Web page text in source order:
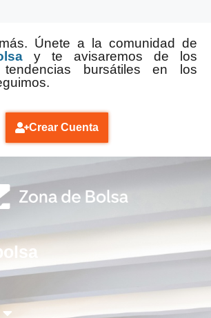
Únete a la comunidad de
y te avisaremos de los
bursátiles en los
Crear Cuenta